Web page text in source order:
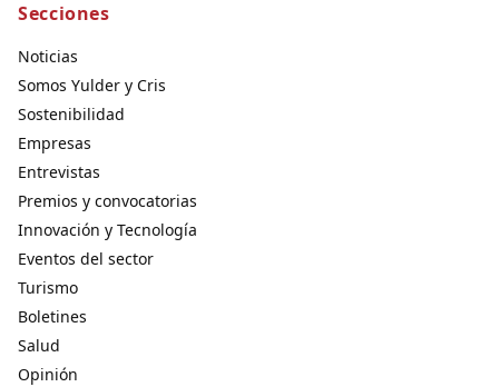
Secciones
Noticias
Somos Yulder y Cris
Sostenibilidad
Empresas
Entrevistas
Premios y convocatorias
Innovación y Tecnología
Eventos del sector
Turismo
Boletines
Salud
Opinión